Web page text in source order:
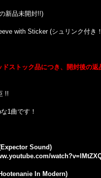
新品未開封!!)
with Sticker (シュリンク付き
ストック品につき、開封後の
!!
1曲です！
Sound)
In Modern)